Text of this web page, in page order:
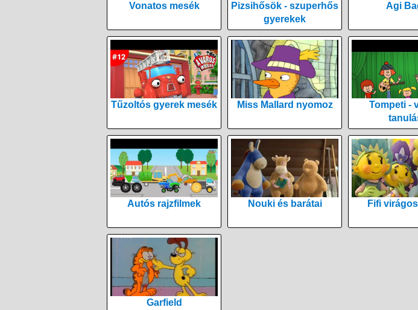
Vonatos mesék
Pizsihősök - szuperhős
gyerekek
Agi
Tűzoltós gyerek mesék Miss Mallard nyomoz
Tompeti -
Autós rajzfilmek Nouki és barátai Fifi
Garfield